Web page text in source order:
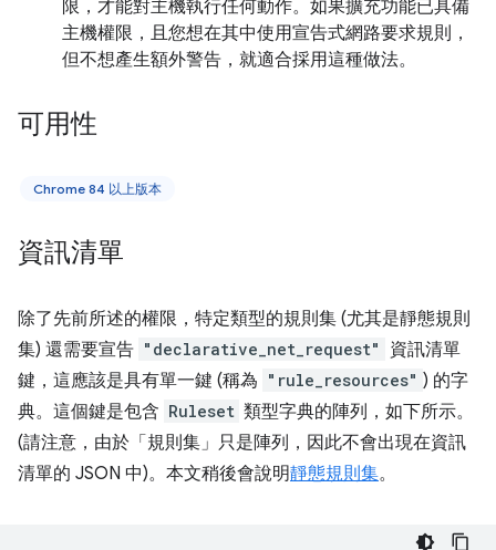
限，才能對主機執行任何動作。如果擴充功能已具備
主機權限，且您想在其中使用宣告式網路要求規則，
但不想產生額外警告，就適合採用這種做法。
可用性
Chrome 84 以上版本
資訊清單
除了先前所述的權限，特定類型的規則集 (尤其是靜態規則
集) 還需要宣告 "declarative_net_request"
資訊清單
鍵，這應該是具有單一鍵 (稱為 "rule_resources" ) 的字
典。這個鍵是包含 Ruleset 類型字典的陣列，如下所示。
(請注意，由於「規則集」只是陣列，因此不會出現在資訊
清單的 JSON 中)。本文稍後會說明靜態規則集。